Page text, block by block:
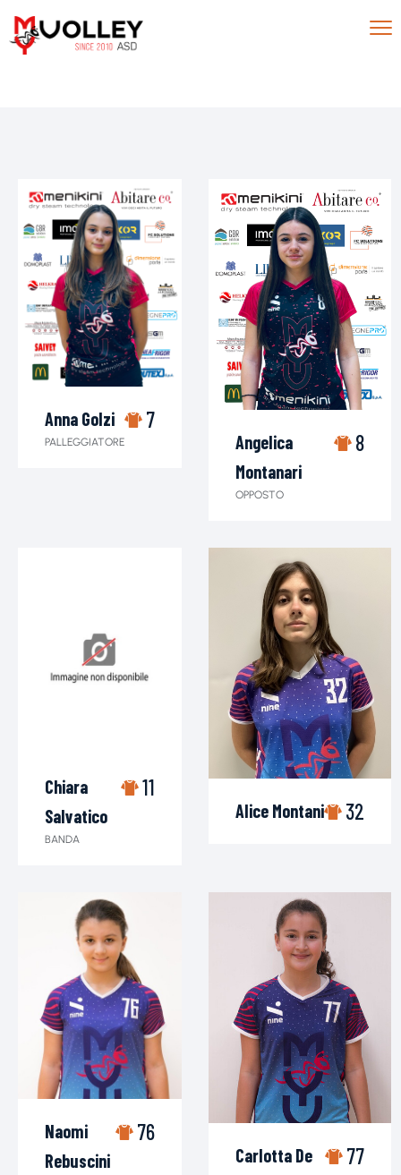
Anna Golzi
PALLEGGIATORE
7
Angelica
Montanari
OPPOSTO
8
Chiara
Salvatico
BANDA
11
Alice Montani 32
Naomi
Rebuscini
76
Carlotta De
77